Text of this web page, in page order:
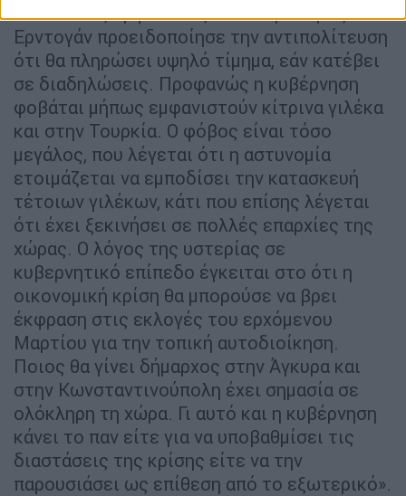
«Σε πολλές εμφανίσεις του ο πρόεδρος
Ερντογάν προειδοποίησε την αντιπολίτευση
ότι θα πληρώσει υψηλό τίμημα, εάν κατέβει
σε διαδηλώσεις. Προφανώς η κυβέρνηση
φοβάται μήπως εμφανιστούν κίτρινα γιλέκα
και στην Τουρκία. Ο φόβος είναι τόσο
μεγάλος, που λέγεται ότι η αστυνομία
ετοιμάζεται να εμποδίσει την κατασκευή
τέτοιων γιλέκων, κάτι που επίσης λέγεται
ότι έχει ξεκινήσει σε πολλές επαρχίες της
χώρας. Ο λόγος της υστερίας σε
κυβερνητικό επίπεδο έγκειται στο ότι η
οικονομική κρίση θα μπορούσε να βρει
έκφραση στις εκλογές του ερχόμενου
Μαρτίου για την τοπική αυτοδιοίκηση.
Ποιος θα γίνει δήμαρχος στην Άγκυρα και
στην Κωνσταντινούπολη έχει σημασία σε
ολόκληρη τη χώρα. Γι αυτό και η κυβέρνηση
κάνει το παν είτε για να υποβαθμίσει τις
διαστάσεις της κρίσης είτε να την
παρουσιάσει ως επίθεση από το εξωτερικό».